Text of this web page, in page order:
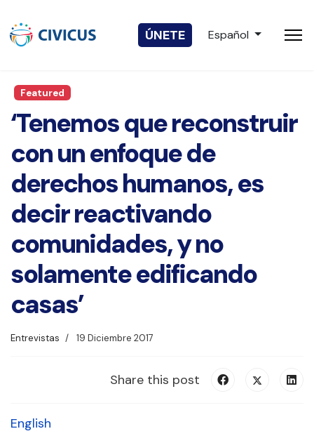
ÚNETE Seleccione su
Español
Featured
‘Tenemos que reconstruir
con un enfoque de
derechos humanos, es
decir reactivando
comunidades, y no
solamente edificando
casas’
Entrevistas 19 Diciembre 2017
Share this post
English